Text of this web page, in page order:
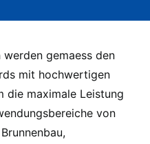
werden gemaess den
mit hochwertigen
die maximale Leistung
von
Brunnenbau,